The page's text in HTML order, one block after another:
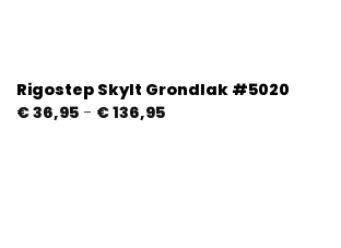
Rigostep Skylt Grondlak #5020
€36,95 - €136,95Prijsklasse: